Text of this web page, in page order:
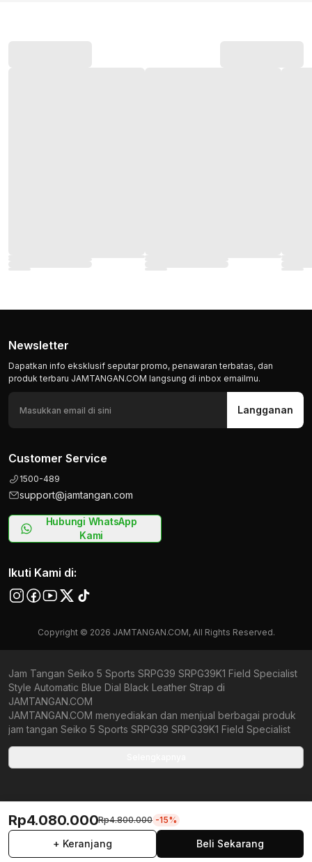
Newsletter
Dapatkan info eksklusif seputar promo, penawaran terbatas, dan
produk terbaru JAMTANGAN.COM langsung di inbox emailmu.
Langganan
Customer Service
1500-489
support@jamtangan.com
Hubungi WhatsApp
Kami
Ikuti Kami di:
Copyright © 2026 JAMTANGAN.COM, All Rights Reserved.
Jam Tangan Seiko 5 Sports SRPG39 SRPG39K1 Field Specialist
Style Automatic Blue Dial Black Leather Strap di
JAMTANGAN.COM
JAMTANGAN.COM menyediakan dan menjual berbagai produk
jam tangan Seiko 5 Sports SRPG39 SRPG39K1 Field Specialist
berkomitmen untuk memberi penawaran terbaik bagi setiap
tersedia merupakan produk jam tangan original, berkualitas
tinggi, dan memiliki harga yang lebih terjangkau dari toko online
Indonesia lainnya. Anda, watchlovers, merupakan prioritas
utama kami. Dengan tersedianya berbagai jam tangan
mechanical, kinetic, dan quartz mulai dari yang bertema fine-
Rp4.080.000Rp4.800.000 -15%
+ Keranjang Beli Sekarang